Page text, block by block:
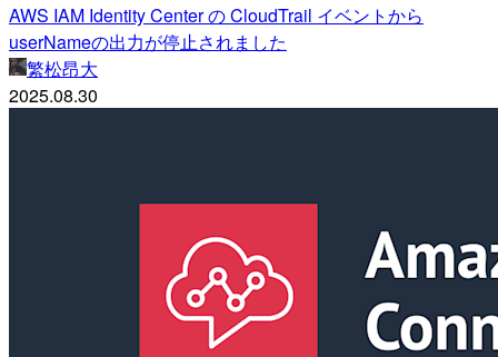
AWS IAM Identity Center の CloudTrail イベントから
userNameの出力が停止されました
繁松昂大
2025.08.30